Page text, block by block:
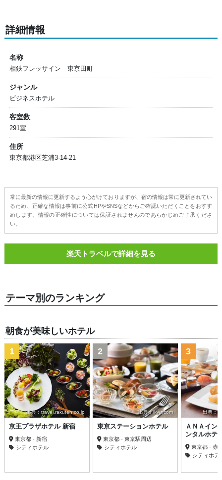
詳細情報
名称
相鉄フレッサイン 東京田町
ジャンル
ビジネスホテル
客室数
291室
住所
東京都港区芝浦3-14-21
常に最新の情報に更新するよう心がけておりますが、宿の情報は常に更新されてい
るため、正確な情報は事前に公式HPやSNSなどからご確認いただくことをおすす
めします。情報の正確性については保証されませんのであらかじめご了承くださ
い。
楽天トラベルで詳細を見る
テーマ別のランキング
朝食が美味しいホテル
出典：travel.rakuten.co.jp
1
京王プラザホテル 新宿
東京都 - 新宿
シティホテル
出典：ikyu.com
2
東京ステーションホテル
東京都 - 東京駅周辺
シティホテル
出典：
3
ＡＮＡイン
ンタルホテ
東京都 - 赤
シティホテ